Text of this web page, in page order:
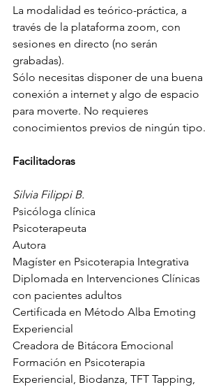
La modalidad es teórico-práctica, a
través de la plataforma zoom, con
sesiones en directo (no serán
grabadas).
Sólo necesitas disponer de una buena
conexión a internet y algo de espacio
para moverte. No requieres
conocimientos previos de ningún tipo.
Facilitadoras
Silvia Filippi B.
Psicóloga clínica
Psicoterapeuta
Autora
Magíster en Psicoterapia Integrativa
Diplomada en Intervenciones Clínicas
con pacientes adultos
Certificada en Método Alba Emoting
Experiencial
Creadora de Bitácora Emocional
Formación en Psicoterapia
Experiencial, Biodanza, TFT Tapping,